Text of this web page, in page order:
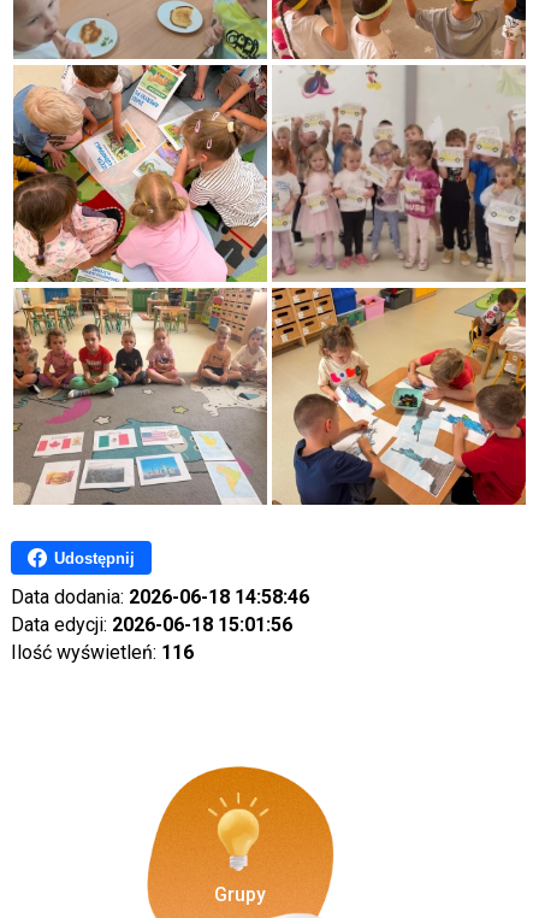
Udostępnij
Data dodania: 2026-06-18 14:58:46
Data edycji: 2026-06-18 15:01:56
Ilość wyświetleń: 116
Grupy